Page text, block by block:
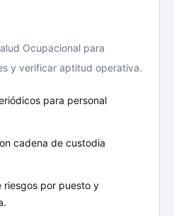
Ocupacional para
y verificar aptitud operativa.
para personal
cadena de custodia
riesgos por puesto y